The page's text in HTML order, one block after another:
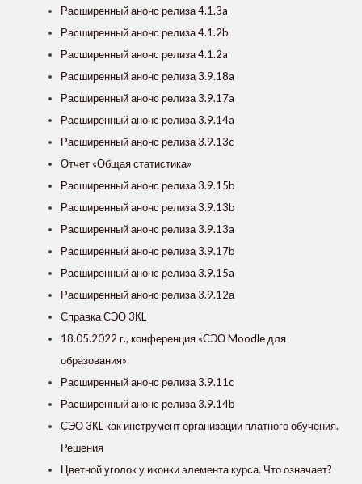
Расширенный анонс релиза 4.1.3a
Расширенный анонс релиза 4.1.2b
Расширенный анонс релиза 4.1.2a
Расширенный анонс релиза 3.9.18a
Расширенный анонс релиза 3.9.17a
Расширенный анонс релиза 3.9.14a
Расширенный анонс релиза 3.9.13c
Отчет «Общая статистика»
Расширенный анонс релиза 3.9.15b
Расширенный анонс релиза 3.9.13b
Расширенный анонс релиза 3.9.13a
Расширенный анонс релиза 3.9.17b
Расширенный анонс релиза 3.9.15a
Расширенный анонс релиза 3.9.12а
Справка СЭО 3КL
18.05.2022 г., конференция «СЭО Moodle для
образования»
Расширенный анонс релиза 3.9.11c
Расширенный анонс релиза 3.9.14b
СЭО 3КL как инструмент организации платного обучения.
Решения
Цветной уголок у иконки элемента курса. Что означает?